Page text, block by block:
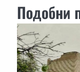
Подобни